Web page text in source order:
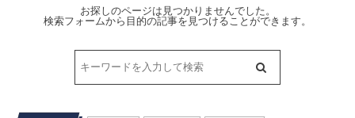
お探しのページは見つかりませんでした。
検索フォームから目的の記事を見つけることができます。